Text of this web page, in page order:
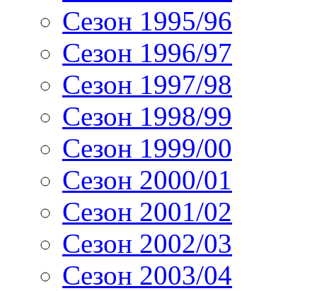
Сезон 1995/96
Сезон 1996/97
Сезон 1997/98
Сезон 1998/99
Сезон 1999/00
Сезон 2000/01
Сезон 2001/02
Сезон 2002/03
Сезон 2003/04